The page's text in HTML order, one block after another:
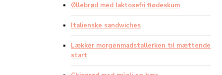
Øllebrød med laktosefri flødeskum
Italienske sandwiches
Lækker morgenmadstallerken til mættende
start